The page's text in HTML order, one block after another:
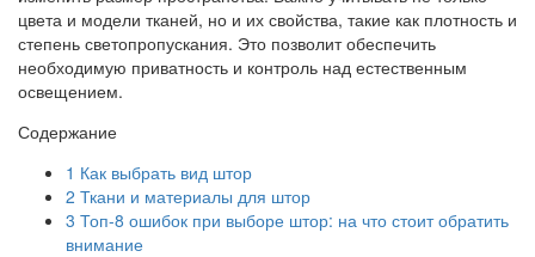
цвета и модели тканей, но и их свойства, такие как плотность и
степень светопропускания. Это позволит обеспечить
необходимую приватность и контроль над естественным
освещением.
Содержание
1 Как выбрать вид штор
2 Ткани и материалы для штор
3 Топ-8 ошибок при выборе штор: на что стоит обратить
внимание